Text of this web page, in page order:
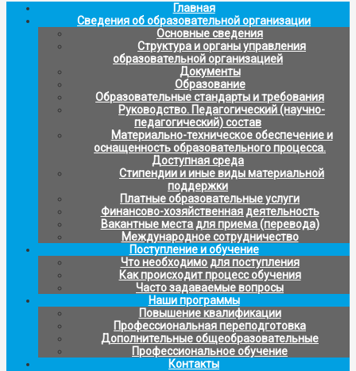
Главная
Сведения об образовательной организации
Основные сведения
Структура и органы управления
образовательной организацией
Документы
Образование
Образовательные стандарты и требования
Руководство. Педагогический (научно-
педагогический) состав
Материально-техническое обеспечение и
оснащенность образовательного процесса.
Доступная среда
Стипендии и иные виды материальной
поддержки
Платные образовательные услуги
Финансово-хозяйственная деятельность
Вакантные места для приема (перевода)
Международное сотрудничество
Поступление и обучение
Что необходимо для поступления
Как происходит процесс обучения
Часто задаваемые вопросы
Наши программы
Повышение квалификации
Профессиональная переподготовка
Дополнительные общеобразовательные
Профессиональное обучение
Контакты